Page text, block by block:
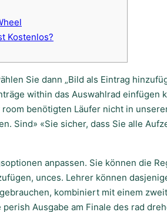
Kostenlos?
Sie dann „Bild als Eintrag
within das Auswahlrad einfügen
benötigten Läufer nicht in
Sind» «Sie sicher, dass Sie alle
anpassen. Sie können die
unces. Lehrer können
kombiniert mit einem
Ausgabe am Finale des rad